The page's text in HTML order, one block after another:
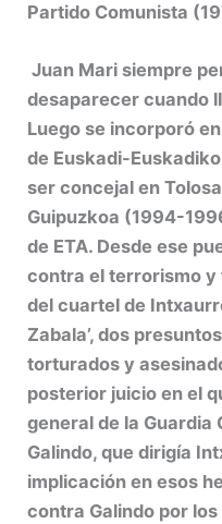
Partido Comunista
Juan Mari siempre
desaparecer cuando
Luego se incorporó
de Euskadi-
ser concejal en
Guipuzkoa (1994-
de ETA. Desde ese
contra el terrorismo y
del cuartel de
Zabala’, dos
torturados y
posterior juicio en el
general de la Guardia
Galindo, que dirigía
implicación en esos
contra Galindo por